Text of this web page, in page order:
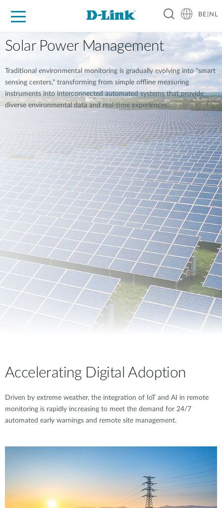
Voor Thuis
Business
Industrial
Support
Resources
Partners
BE|NL
Solar Power Management
Traditional environmental monitoring is gradually evolving into "smart
sensing centers," transforming from simple offline measuring
instruments into interconnected automated systems that provide
diverse environmental data and real-time experiences.
Accelerating Digital Adoption
Driven by extreme weather, the integration of IoT and AI in remote
monitoring is rapidly increasing to meet the demand for 24/7
automated early warnings and remote site management.